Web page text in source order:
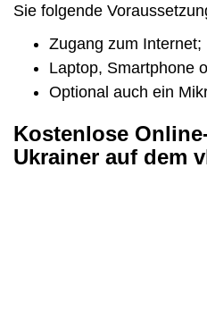
Sie folgende
Zugang zum Internet;
Laptop, Smartphone
Optional auch ein
Kostenlose
Ukrainer auf dem